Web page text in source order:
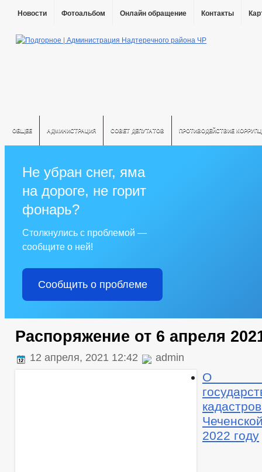
Новости Фотоальбом Онлайн обращение Контакты
ОБЩЕЕ АДМИНИСТРАЦИЯ СОВЕТ ДЕПУТАТОВ ПРОТИВОДЕЙСТВИЕ
Не убран снег, яма
на дороге, не горит
фонарь?
Столкнулись с проблемой —
сообщите о ней!
Сообщить о проблеме
Распоряжение от 6 апреля
12 апреля, 2021 12:42 admin
О
2022 году